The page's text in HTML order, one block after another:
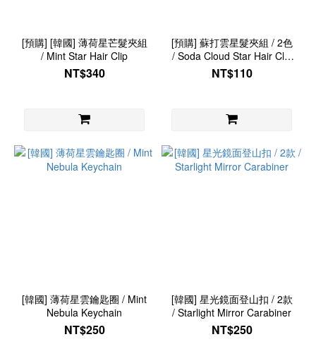
[預購] [韓國] 薄荷星芒髮夾組
/ Mint Star Hair Clip
NT$340
[預購] 蘇打雲星髮夾組 / 2色
/ Soda Cloud Star Hair Clip
Set
NT$110
[韓國] 薄荷星雲鑰匙圈 / Mint
Nebula Keychain
NT$250
[韓國] 星光鏡面登山扣 / 2款
/ Starlight Mirror Carabiner
NT$250